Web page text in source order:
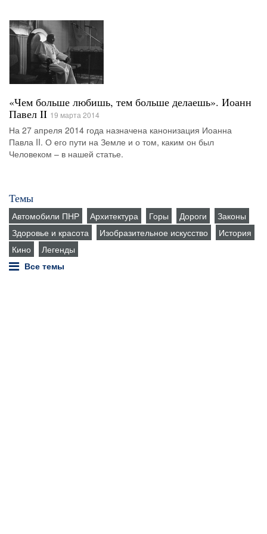
«Чем больше любишь, тем больше делаешь». Иоанн
Павел II 19 марта 2014
На 27 апреля 2014 года назначена канонизация Иоанна
Павла II. О его пути на Земле и о том, каким он был
Человеком – в нашей статье.
Темы
Автомобили ПНР Архитектура Горы Дороги
Законы
Здоровье и красота
Изобразительное искусство
История
Кино
Легенды
Все темы